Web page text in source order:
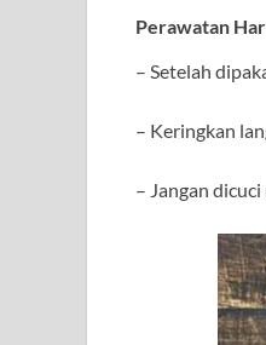
Perawatan
– Setelah
– Keringkan
– Jangan